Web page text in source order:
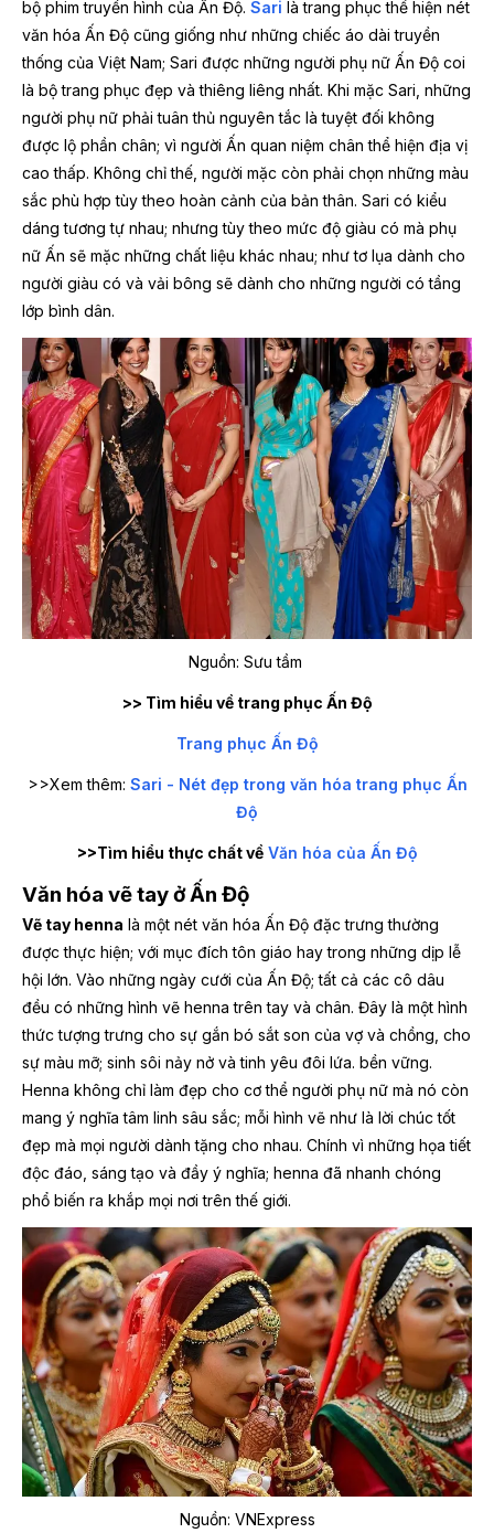
bộ phim truyền hình của Ấn Độ. Sari là trang phục thể hiện nét
văn hóa Ấn Độ cũng giống như những chiếc áo dài truyền
thống của Việt Nam; Sari được những người phụ nữ Ấn Độ coi
là bộ trang phục đẹp và thiêng liêng nhất. Khi mặc Sari, những
người phụ nữ phải tuân thủ nguyên tắc là tuyệt đối không
được lộ phần chân; vì người Ấn quan niệm chân thể hiện địa vị
cao thấp. Không chỉ thế, người mặc còn phải chọn những màu
sắc phù hợp tùy theo hoàn cảnh của bản thân. Sari có kiểu
dáng tương tự nhau; nhưng tùy theo mức độ giàu có mà phụ
nữ Ấn sẽ mặc những chất liệu khác nhau; như tơ lụa dành cho
người giàu có và vải bông sẽ dành cho những người có tầng
lớp bình dân.
Nguồn: Sưu tầm
>> Tìm hiểu về trang phục Ấn Độ
Trang phục Ấn Độ
>>Xem thêm: Sari - Nét đẹp trong văn hóa trang phục Ấn
Độ
>>Tìm hiểu thực chất về Văn hóa của Ấn Độ
Văn hóa vẽ tay ở Ấn Độ
Vẽ tay henna là một nét văn hóa Ấn Độ đặc trưng thường
được thực hiện; với mục đích tôn giáo hay trong những dịp lễ
hội lớn. Vào những ngày cưới của Ấn Độ; tất cả các cô dâu
đều có những hình vẽ henna trên tay và chân. Đây là một hình
thức tượng trưng cho sự gắn bó sắt son của vợ và chồng, cho
sự màu mỡ; sinh sôi nảy nở và tinh yêu đôi lứa. bền vững.
Henna không chỉ làm đẹp cho cơ thể người phụ nữ mà nó còn
mang ý nghĩa tâm linh sâu sắc; mỗi hình vẽ như là lời chúc tốt
đẹp mà mọi người dành tặng cho nhau. Chính vì những họa tiết
độc đáo, sáng tạo và đầy ý nghĩa; henna đã nhanh chóng
phổ biến ra khắp mọi nơi trên thế giới.
Nguồn: VNExpress